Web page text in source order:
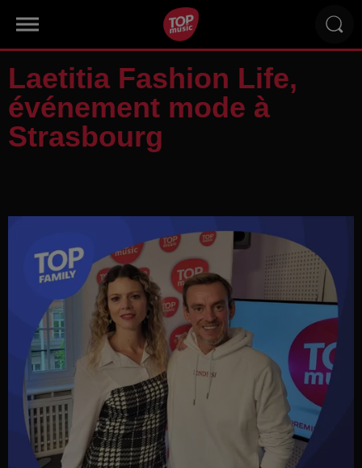
Laetitia Fashion Life,
événement mode à
Strasbourg